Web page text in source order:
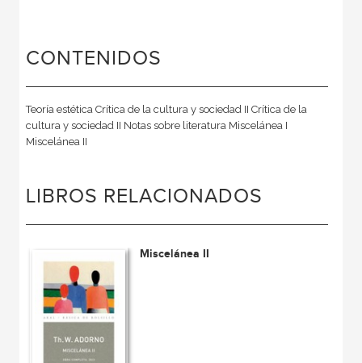
CONTENIDOS
Teoría estética Crítica de la cultura y sociedad II Crítica de la
cultura y sociedad II Notas sobre literatura Miscelánea I
Miscelánea II
LIBROS RELACIONADOS
Miscelánea II